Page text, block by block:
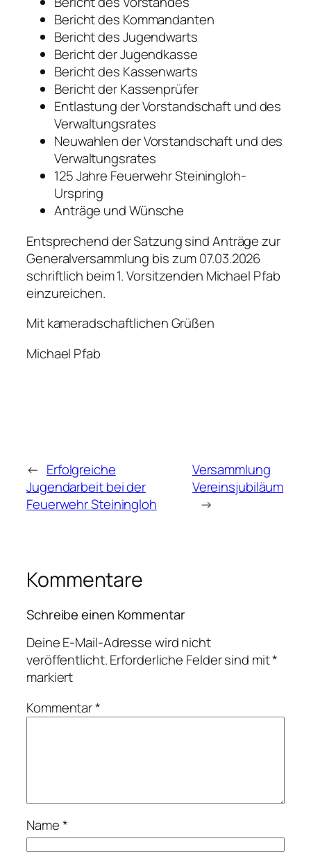
Bericht des Kommandanten
Bericht des Jugendwarts
Bericht der Jugendkasse
Bericht des Kassenwarts
Bericht der Kassenprüfer
Entlastung der Vorstandschaft und des
Verwaltungsrates
Neuwahlen der Vorstandschaft und des
Verwaltungsrates
125 Jahre Feuerwehr Steiningloh-
Urspring
Anträge und Wünsche
Entsprechend der Satzung sind Anträge zur
Generalversammlung bis zum 07.03.2026
schriftlich beim 1. Vorsitzenden Michael Pfab
einzureichen.
Mit kameradschaftlichen Grüßen
Michael Pfab
← Erfolgreiche
Jugendarbeit bei der
Feuerwehr Steiningloh
Versammlung
Vereinsjubiläum
→
Kommentare
Schreibe einen Kommentar
Deine E-Mail-Adresse wird nicht
veröffentlicht.Erforderliche Felder sind mit*
markiert
Kommentar*
Name*